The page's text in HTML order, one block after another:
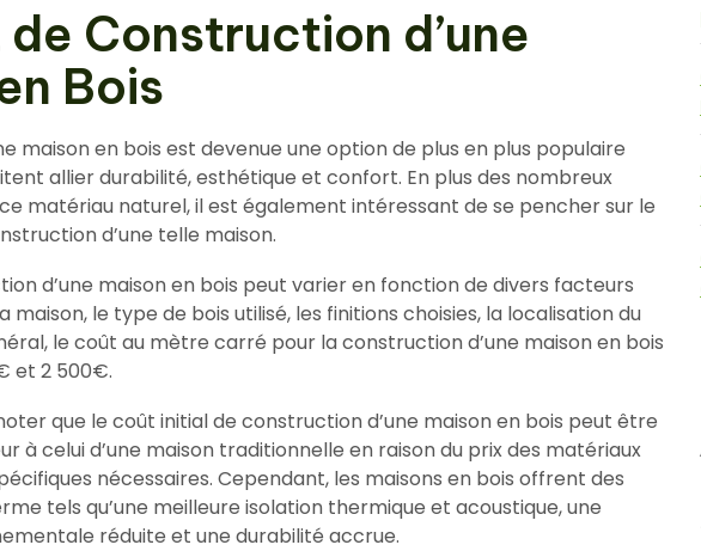
Construction d’une
Bois
maison en bois est devenue une option de plus en plus populaire
allier durabilité, esthétique et confort. En plus des nombreux
matériau naturel, il est également intéressant de se pencher sur le
d’une telle maison.
d’une maison en bois peut varier en fonction de divers facteurs
maison, le type de bois utilisé, les finitions choisies, la localisation du
le coût au mètre carré pour la construction d’une maison en bois
et 2 500€.
que le coût initial de construction d’une maison en bois peut être
à celui d’une maison traditionnelle en raison du prix des matériaux
nécessaires. Cependant, les maisons en bois offrent des
tels qu’une meilleure isolation thermique et acoustique, une
réduite et une durabilité accrue.